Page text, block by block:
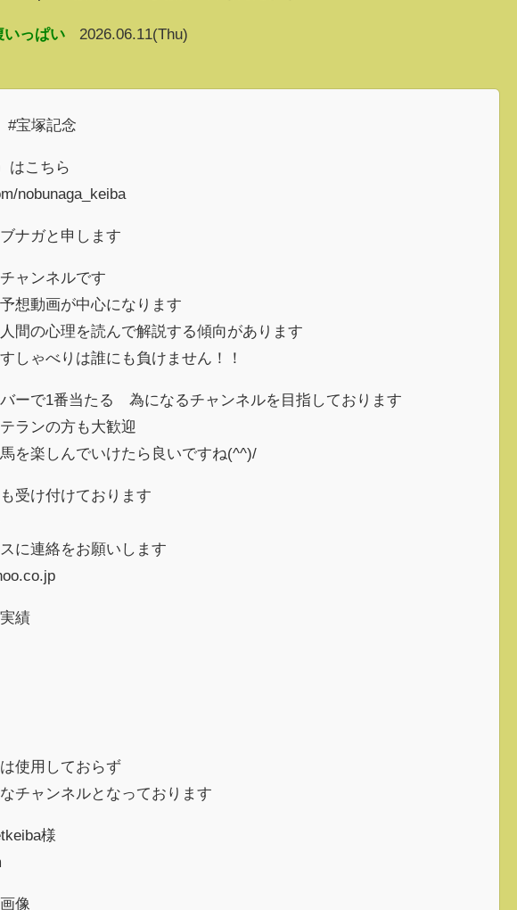
いっぱい
2026.06.11(Thu)
宝塚記念
はこちら
nobunaga_keiba
ナガと申します
ャンネルです
想動画が中心になります
間の心理を読んで解説する傾向があります
しゃべりは誰にも負けません！！
ーで1番当たる 為になるチャンネルを目指しております
ランの方も大歓迎
を楽しんでいけたら良いですね(^^)/
受け付けております
に連絡をお願いします
績
使用しておらず
チャンネルとなっております
様
像